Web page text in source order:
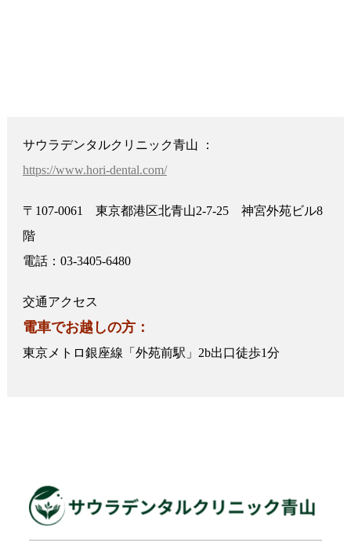
サウラデンタルクリニック青山 ：
https://www.hori-dental.com/
〒107-0061 東京都港区北青山2-7-25 神宮外苑ビル8
階
電話：03-3405-6480
交通アクセス
電車でお越しの方：
東京メトロ銀座線「外苑前駅」2b出口徒歩1分